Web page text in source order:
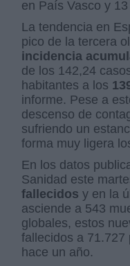
en País Vasco y
La tendencia en
pico de la tercera
incidencia
de los 142,24
habitantes a los
informe. Pese a
descenso de
sufriendo un
forma muy ligera
En los datos
Sanidad este
fallecidos y en la
asciende a 543
globales, estos
fallecidos a 71.727
hace un año.